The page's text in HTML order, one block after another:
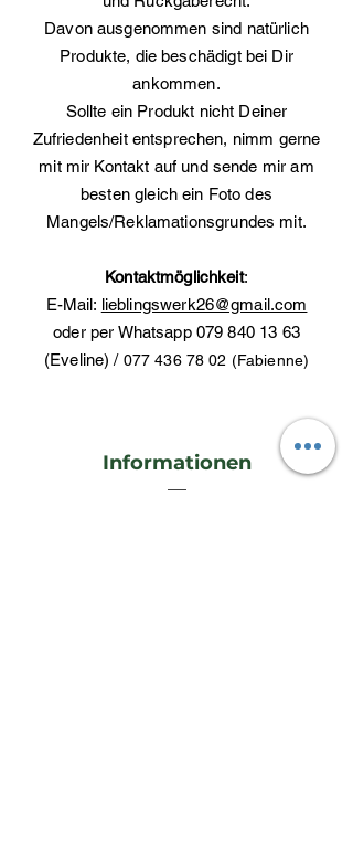
Davon ausgenommen sind natürlich
Produkte, die beschädigt bei Dir
ankommen.
Sollte ein Produkt nicht Deiner
Zufriedenheit entsprechen, nimm gerne
mit mir Kontakt auf und sende mir am
besten gleich ein Foto des
Mangels/Reklamationsgrundes mit.
Kontaktmöglichkeit:
E-Mail: lieblingswerk26@gmail.com
oder per Whatsapp 079 840 13 63
(Eveline) / 077 436 78 02 (Fabienne)
Informationen